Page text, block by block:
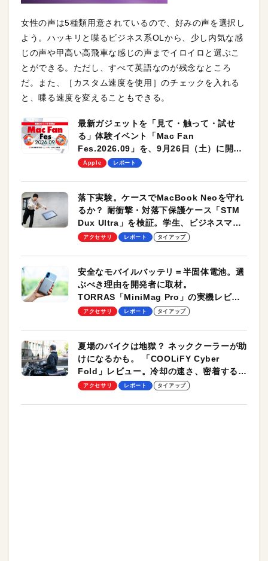
女性の声は5種類用意されているので、好みの声を選択し
よう。ハッキリと喋るビジネス系OLから、少し内気な感
じの声や甲高い高飛車な感じの声までイロイロと選ぶこ
とができる。ただし、すべて英語なのが残念なところ
だ。また、［カスタム速度を使用］のチェックを入れる
と、喋る速度を変えることもできる。
最新ガジェットを「見て・触って・試せ
る」体験イベント「Mac Fan
Fes.2026.09」を、9月26日（土）に開催
します！
Apple レポート
落下実験。ケースでMacBook Neoを守れ
るか？ 耐衝撃・対落下保護ケース「STM
Dux Ultra」を検証。学生、ビジネスマン
のモバイルユースに最適！
アクセサリ レポート タイアップ
安全なモバイルバッテリ＝半固体電池。選
ぶべき理由を開発者に取材。
TORRAS「MiniMag Pro」の実機レビュ
ーも
アクセサリ レポート タイアップ
夏場のバイクは地獄？ ネッククーラーが助
けになるかも。 「COOLiFY Cyber
Fold」レビュー。冷却の速さ、密着する冷
却プレート、シンプルな操作性がグッド！
アクセサリ レポート タイアップ